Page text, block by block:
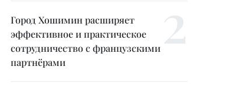
Город Хошимин расширяет
эффективное и практическое
сотрудничество с французскими
партнёрами